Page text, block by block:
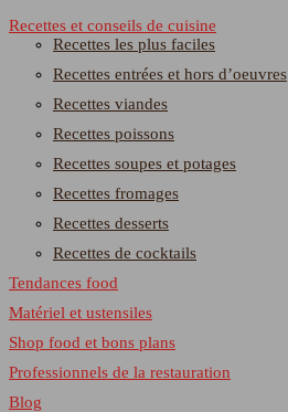
Recettes et conseils de cuisine
Recettes les plus faciles
Recettes entrées et hors d’oeuvres
Recettes viandes
Recettes poissons
Recettes soupes et potages
Recettes fromages
Recettes desserts
Recettes de cocktails
Tendances food
Matériel et ustensiles
Shop food et bons plans
Professionnels de la restauration
Blog